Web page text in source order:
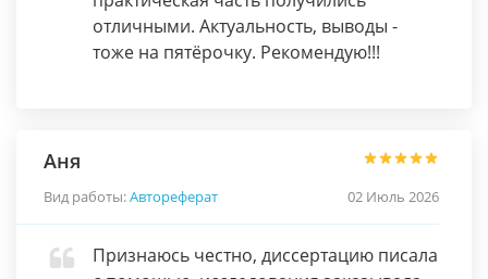
отличными. Актуальность, выводы -
тоже на пятёрочку. Рекомендую!!!
Аня
Вид работы:Автореферат 02 Июль 2026
Признаюсь честно, диссертацию писала